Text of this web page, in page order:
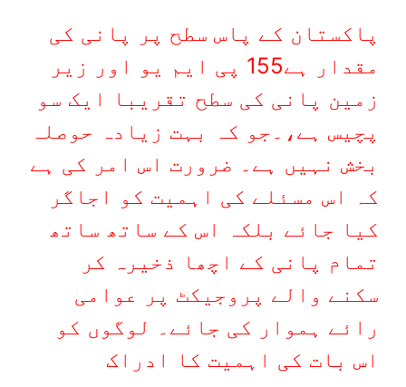
پاکستان کے پاس سطح پر پانی کی
مقدار ہے155 پی ایم یو اور زیر
زمین پانی کی سطح تقریبا ایک سو
پچیس ہے،۔جو کہ بہت زیادہ حوصلہ
بخش نہیں ہے۔ ضرورت اس امر کی ہے
کہ اس مسئلے کی اہمیت کو اجاگر
کیا جائے بلکہ اس کے ساتھ ساتھ
تمام پانی کے اچھا ذخیرہ کر
سکنے والے پروجیکٹ پر عوامی
رائے ہموار کی جائے۔ لوگوں کو
اس بات کی اہمیت کا ادراک